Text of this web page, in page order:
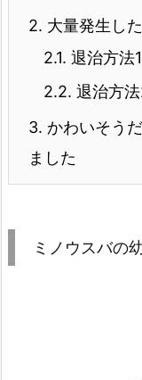
2. 大量発生し
2.1. 退治方法
2.2. 退治方
3. かわいそう
ました
ミノウスバの